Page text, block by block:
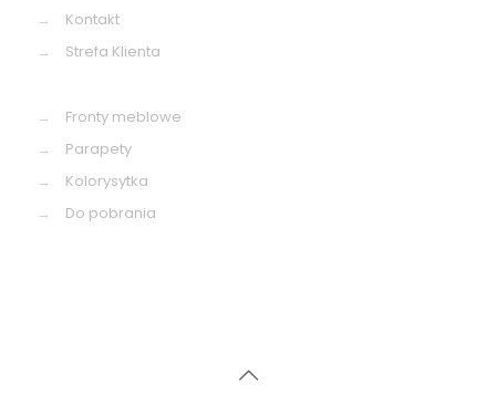
→
Kontakt
→
Strefa Klienta
→
Fronty meblowe
→
Parapety
→
Kolorysytka
→
Do pobrania